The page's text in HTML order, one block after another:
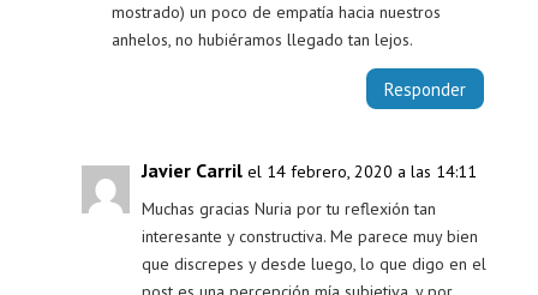
mostrado) un poco de empatía hacia nuestros
anhelos, no hubiéramos llegado tan lejos.
Responder
Javier Carril el 14 febrero, 2020 a las 14:11
Muchas gracias Nuria por tu reflexión tan
interesante y constructiva. Me parece muy bien
que discrepes y desde luego, lo que digo en el